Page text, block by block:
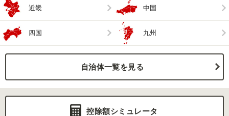
近畿 中国
四国 九州
自治体一覧を見る
控除額シミュレータ